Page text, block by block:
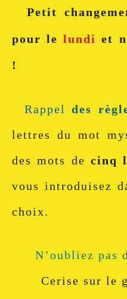
Petit
pour le lundi et
!
Rappel des
lettres du mot
des mots de cinq
vous introduisez
choix.
N’oubliez pas
Cerise sur le